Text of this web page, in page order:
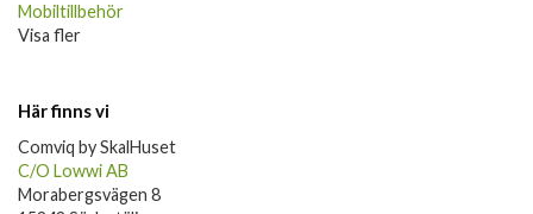
Mobiltillbehör
Visa fler
Här finns vi
Comviq by SkalHuset
C/O Lowwi AB
Morabergsvägen 8